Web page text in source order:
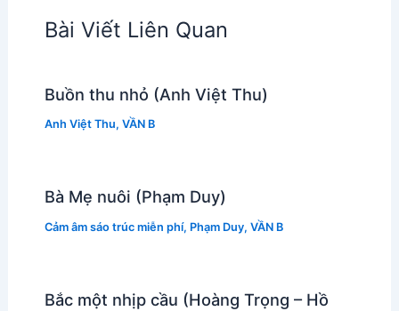
Bài Viết Liên Quan
Buồn thu nhỏ (Anh Việt Thu)
Anh Việt Thu, VẦN B
Bà Mẹ nuôi (Phạm Duy)
Cảm âm sáo trúc miễn phí, Phạm Duy, VẦN B
Bắc một nhịp cầu (Hoàng Trọng – Hồ